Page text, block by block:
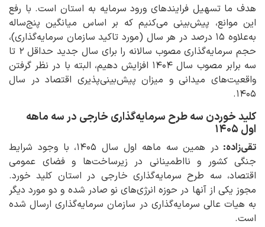
هدف ما تسهیل فرایندهای ورود سرمایه به استان است. با رفع
این موانع، پیش‌بینی می‌کنیم که بر اساس میانگین پنج‌ساله
به‌علاوه ۱۵ درصد در هر سال (مورد تاکید سازمان سرمایه‌گذاری)،
حجم سرمایه‌گذاری مصوب سالانه را برای سال جدید حداقل ۲ تا
سه برابر مصوب سال ۱۴۰۴ افزایش دهیم، البته با در نظر گرفتن
واقعیت‌های میدانی و میزان پیش‌بینی‌پذیری اقتصاد در سال
۱۴۰۵.
کلید خوردن سه طرح سرمایه‌گذاری خارجی در سه ماهه
اول ۱۴۰۵
تقی‌زاده:
در همین سه ماهه اول سال ۱۴۰۵، با وجود شرایط
جنگی کشور و نااطمینانی در زیرساخت‌ها و فضای عمومی
اقتصاد، سه طرح سرمایه‌گذاری خارجی در استان کلید خورد.
مجوز یکی از آنها در حوزه انرژی‌های نو صادر شده و دو مورد دیگر
به هیات عالی سرمایه‌گذاری در سازمان سرمایه‌گذاری ارسال شده
است.